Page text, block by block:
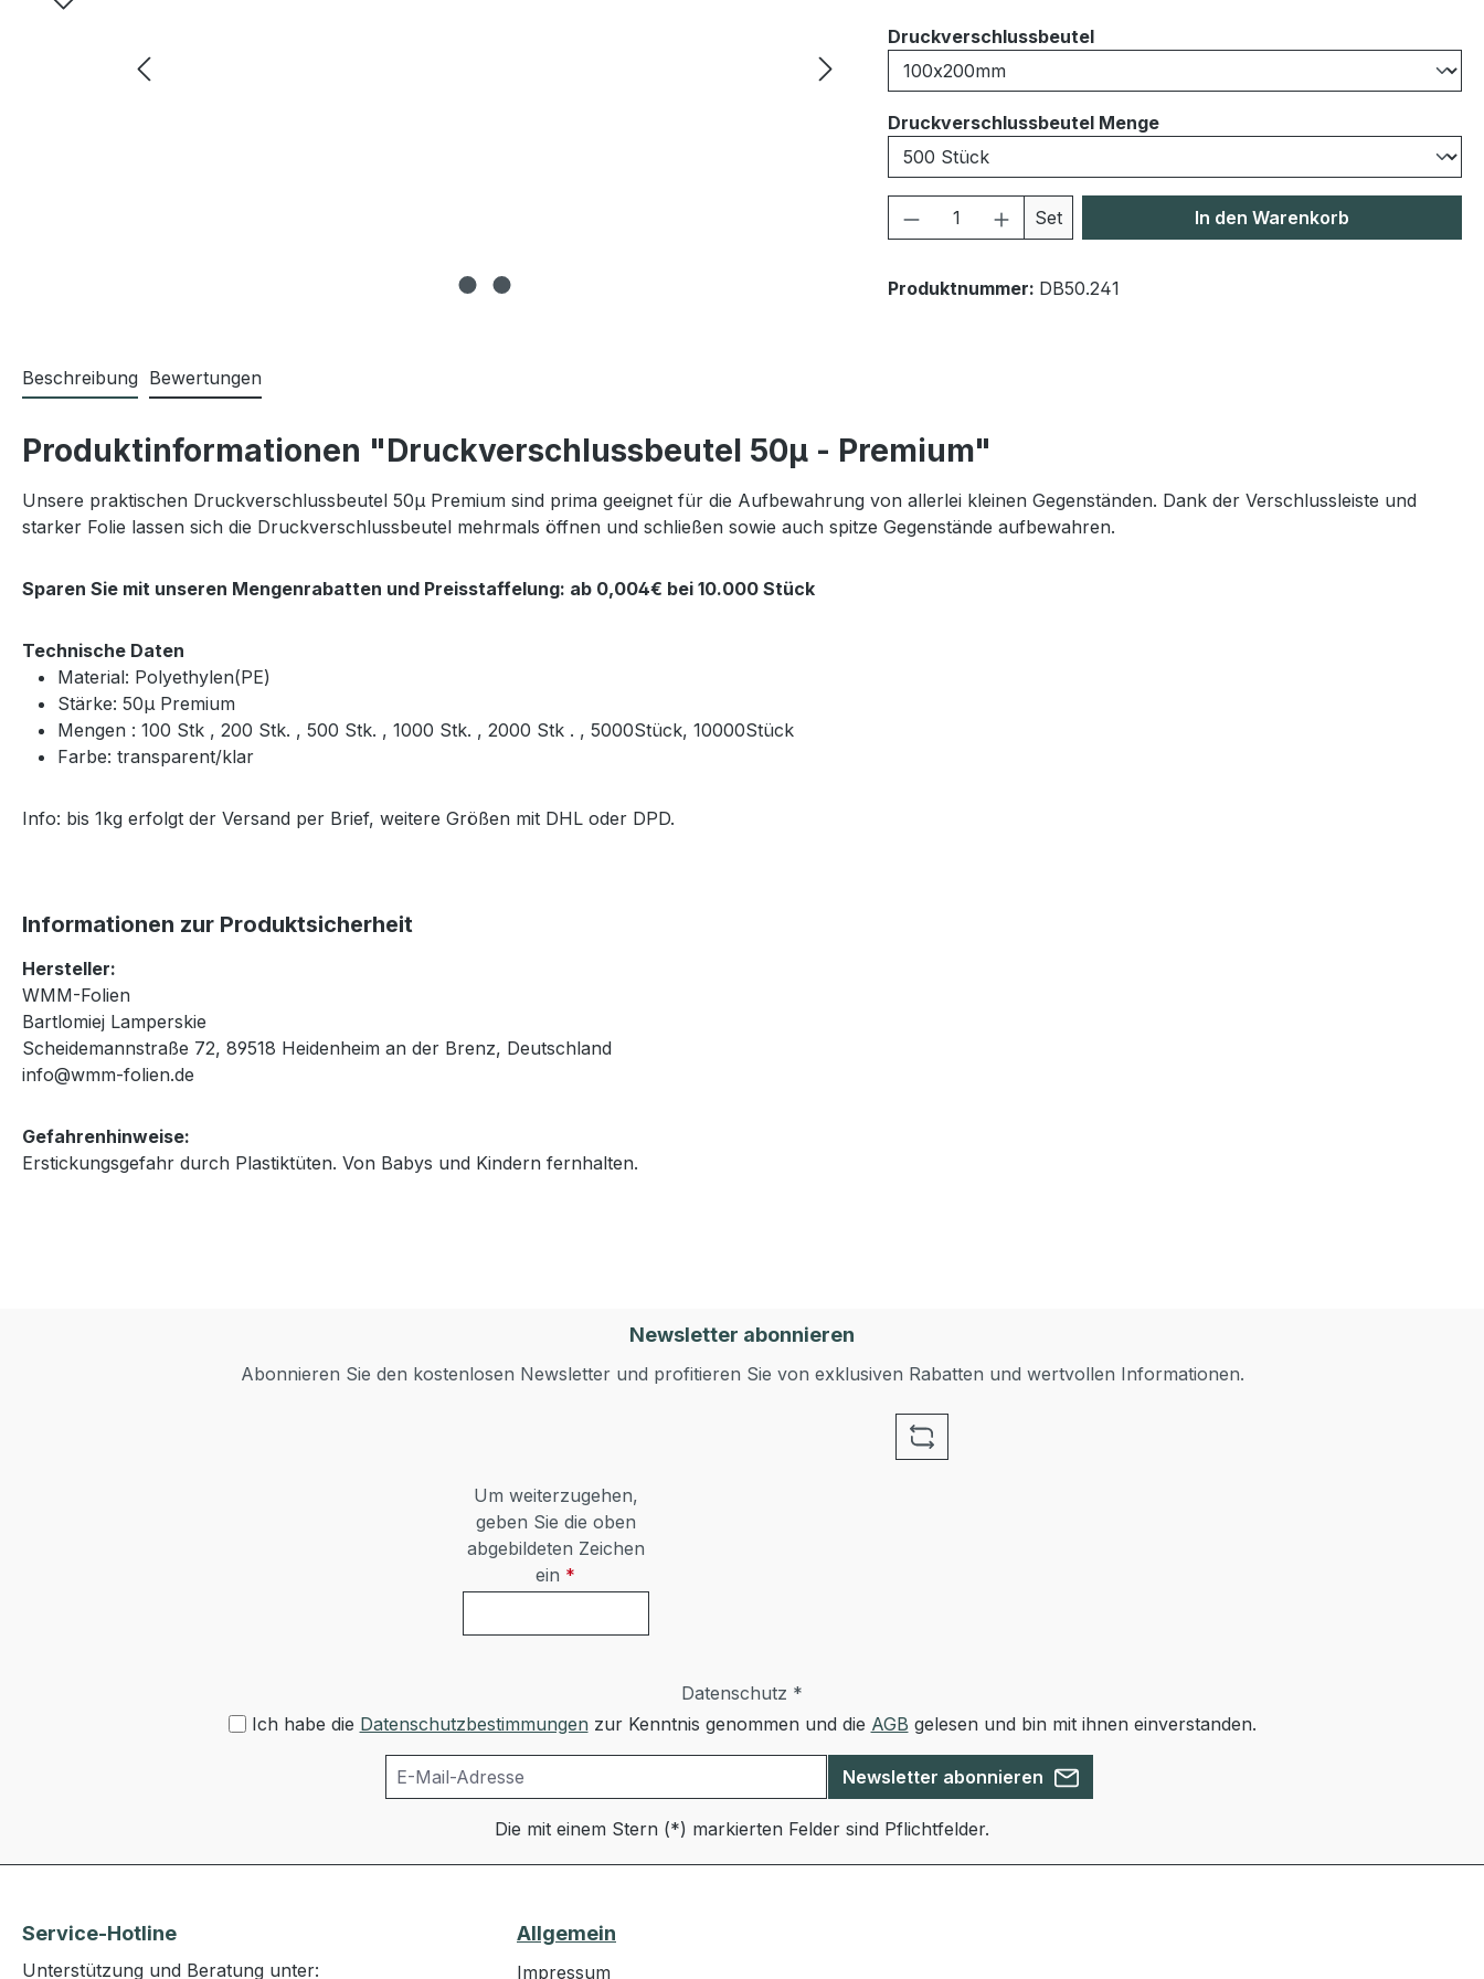
Druckverschlussbeutelauswählen
Druckverschlussbeutel Mengeauswählen
Produkt Anzahl: Gib den gewünschten Wert
Set In den Warenkorb
Produktnummer: DB50.241
Beschreibung Bewertungen
Produktinformationen "Druckverschlussbeutel 50μ - Premium"
Unsere praktischen Druckverschlussbeutel 50μ Premium sind prima geeignet für die Aufbewahrung von allerlei kleinen Gegenständen. Dank der Verschlussleiste und
starker Folie lassen sich die Druckverschlussbeutel mehrmals öffnen und schließen sowie auch spitze Gegenstände aufbewahren.
Sparen Sie mit unseren Mengenrabatten und Preisstaffelung: ab 0,004€ bei 10.000 Stück
Technische Daten
Material: Polyethylen(PE)
Stärke: 50μ Premium
Mengen : 100 Stk , 200 Stk. , 500 Stk. , 1000 Stk. , 2000 Stk . , 5000Stück, 10000Stück
Farbe: transparent/klar
Info: bis 1kg erfolgt der Versand per Brief, weitere Größen mit DHL oder DPD.
Informationen zur Produktsicherheit
Hersteller:
WMM-Folien
Bartlomiej Lamperskie
Scheidemannstraße 72, 89518 Heidenheim an der Brenz, Deutschland
info@wmm-folien.de
Gefahrenhinweise:
Erstickungsgefahr durch Plastiktüten. Von Babys und Kindern fernhalten.
Newsletter abonnieren
Abonnieren Sie den kostenlosen Newsletter und profitieren Sie von exklusiven Rabatten und wertvollen Informationen.
Um weiterzugehen,
geben Sie die oben
abgebildeten Zeichen
ein *
Datenschutz *
Ich habe die Datenschutzbestimmungen zur Kenntnis genommen und die AGB gelesen und bin mit ihnen einverstanden.
Newsletter abonnieren
Die mit einem Stern (*) markierten Felder sind Pflichtfelder.
Service-Hotline
Unterstützung und Beratung unter:
Allgemein
Impressum